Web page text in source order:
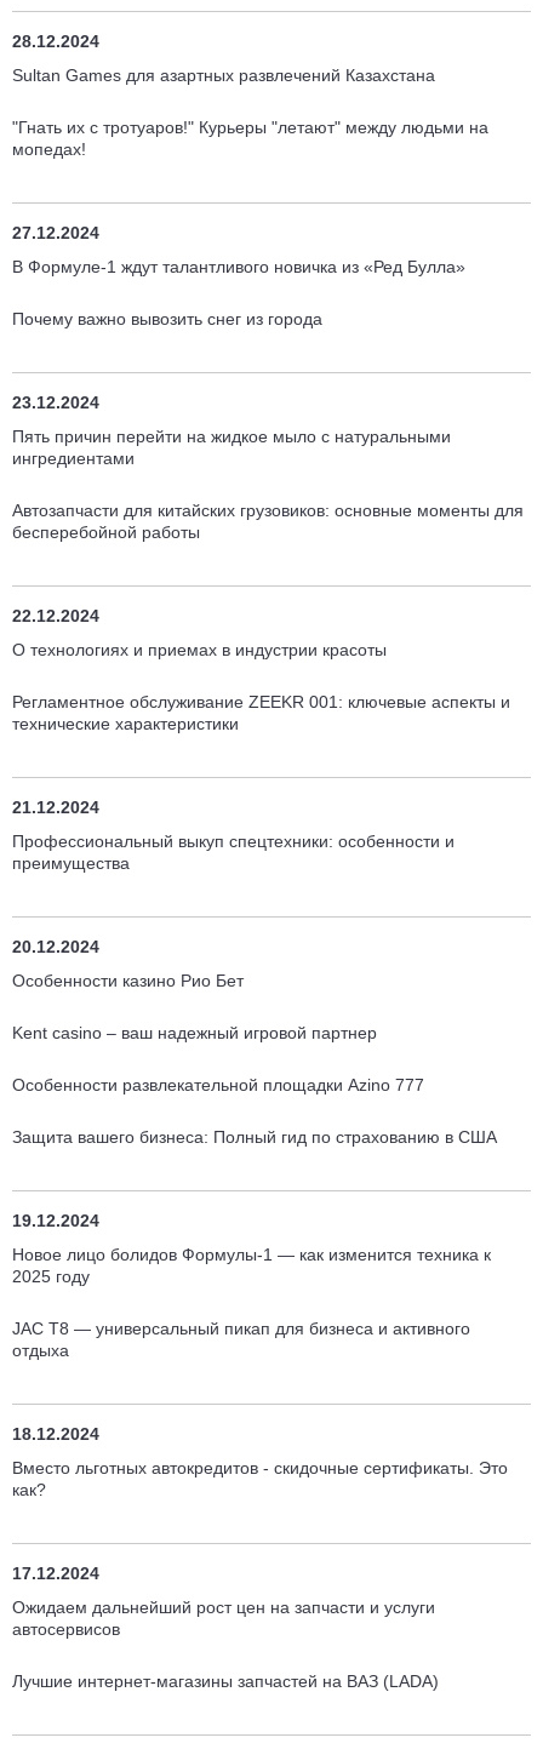
28.12.2024
Sultan Games для азартных развлечений Казахстана
"Гнать их с тротуаров!" Курьеры "летают" между людьми на
мопедах!
27.12.2024
В Формуле-1 ждут талантливого новичка из «Ред Булла»
Почему важно вывозить снег из города
23.12.2024
Пять причин перейти на жидкое мыло с натуральными
ингредиентами
Автозапчасти для китайских грузовиков: основные моменты для
бесперебойной работы
22.12.2024
О технологиях и приемах в индустрии красоты
Регламентное обслуживание ZEEKR 001: ключевые аспекты и
технические характеристики
21.12.2024
Профессиональный выкуп спецтехники: особенности и
преимущества
20.12.2024
Особенности казино Рио Бет
Kent casino – ваш надежный игровой партнер
Особенности развлекательной площадки Аzino 777
Защита вашего бизнеса: Полный гид по страхованию в США
19.12.2024
Новое лицо болидов Формулы-1 — как изменится техника к
2025 году
JAC T8 — универсальный пикап для бизнеса и активного
отдыха
18.12.2024
Вместо льготных автокредитов - скидочные сертификаты. Это
как?
17.12.2024
Ожидаем дальнейший рост цен на запчасти и услуги
автосервисов
Лучшие интернет-магазины запчастей на ВАЗ (LADA)